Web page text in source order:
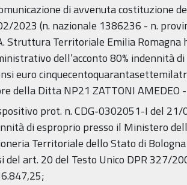
di avvenuta costituzione
2023 (n. nazionale 1386236 - n.
Struttura Territoriale Emilia
dell’acconto 80% indennità
euro
della Ditta NP21 ZATTONI AMEDEO
prot. n. CDG-0302051-I del
di esproprio presso il Ministero
Territoriale dello Stato di
del art. 20 del Testo Unico DPR 327/